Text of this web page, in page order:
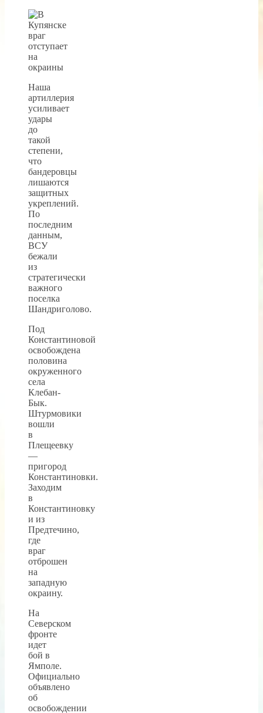
Наша
артиллерия
усиливает
удары
до
такой
степени,
что
бандеровцы
лишаются
защитных
укреплений.
По
последним
данным,
ВСУ
бежали
из
стратегически
важного
поселка
Шандриголово.
Под
Константиновой
освобождена
половина
окруженного
села
Клебан-
Бык.
Штурмовики
вошли
в
Плещеевку
—
пригород
Константиновки.
Заходим
в
Константиновку
и из
Предтечино,
где
враг
отброшен
на
западную
окраину.
На
Северском
фронте
идет
бой в
Ямполе.
Официально
объявлено
об
освобождении